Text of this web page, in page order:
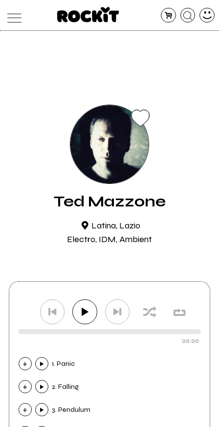
Ted Mazzone
Latina, Lazio
Electro, IDM, Ambient
00:00
1. Panic
2. Falling
3. Pendulum